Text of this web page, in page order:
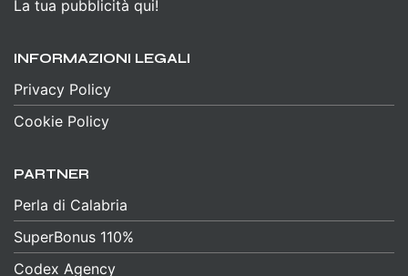
La tua pubblicità qui!
INFORMAZIONI LEGALI
Privacy Policy
Cookie Policy
PARTNER
Perla di Calabria
SuperBonus 110%
Codex Agency